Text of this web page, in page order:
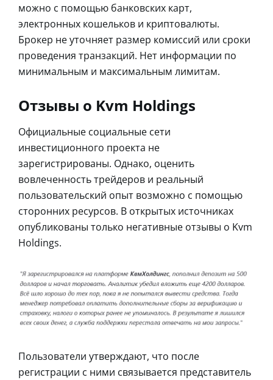
можно с помощью банковских карт,
электронных кошельков и криптовалюты.
Брокер не уточняет размер комиссий или сроки
проведения транзакций. Нет информации по
минимальным и максимальным лимитам.
Отзывы о Kvm Holdings
Официальные социальные сети
инвестиционного проекта не
зарегистрированы. Однако, оценить
вовлеченность трейдеров и реальный
пользовательский опыт возможно с помощью
сторонних ресурсов. В открытых источниках
опубликованы только негативные отзывы о Kvm
Holdings.
Пользователи утверждают, что после
регистрации с ними связывается представитель